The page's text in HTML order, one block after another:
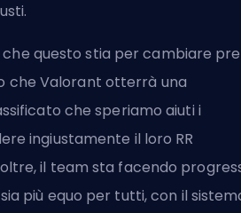
questo stia per cambiare
che Valorant otterrà una
che speriamo aiuti i
ingiustamente il loro RR
il team sta facendo
più equo per tutti, con il